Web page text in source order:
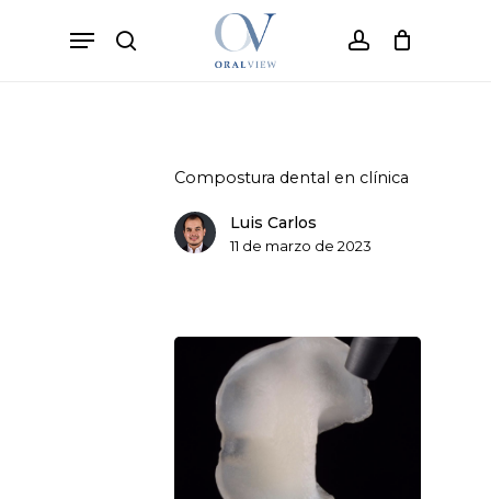
search account
Menu
Cart
Compostura dental en clínica
Luis Carlos
11 de marzo de 2023